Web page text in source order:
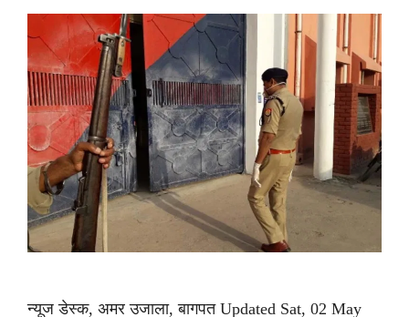
न्यूज डेस्क, अमर उजाला, बागपत Updated Sat, 02 May